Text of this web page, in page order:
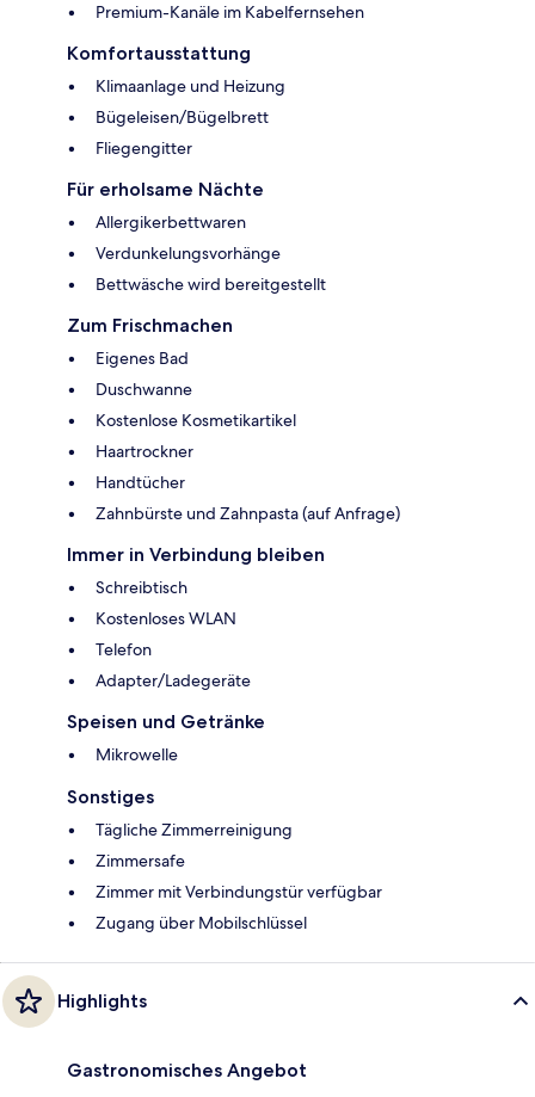
Premium-Kanäle im Kabelfernsehen
Komfortausstattung
Klimaanlage und Heizung
Bügeleisen/Bügelbrett
Fliegengitter
Für erholsame Nächte
Allergikerbettwaren
Verdunkelungsvorhänge
Bettwäsche wird bereitgestellt
Zum Frischmachen
Eigenes Bad
Duschwanne
Kostenlose Kosmetikartikel
Haartrockner
Handtücher
Zahnbürste und Zahnpasta (auf Anfrage)
Immer in Verbindung bleiben
Schreibtisch
Kostenloses WLAN
Telefon
Adapter/Ladegeräte
Speisen und Getränke
Mikrowelle
Sonstiges
Tägliche Zimmerreinigung
Zimmersafe
Zimmer mit Verbindungstür verfügbar
Zugang über Mobilschlüssel
Highlights
Gastronomisches Angebot